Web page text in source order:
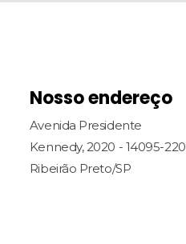
Nosso endereço
Avenida Presidente
Kennedy, 2020 - 14095-220
Ribeirão Preto/SP